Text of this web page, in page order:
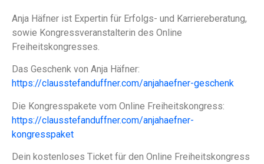
Anja Häfner ist Expertin für Erfolgs- und Karriereberatung,
sowie Kongressveranstalterin des Online
Freiheitskongresses.
Das Geschenk von Anja Häfner:
https://clausstefanduffner.com/anjahaefner-geschenk
Die Kongresspakete vom Online Freiheitskongress:
https://clausstefanduffner.com/anjahaefner-
kongresspaket
Dein kostenloses Ticket für den Online Freiheitskongress